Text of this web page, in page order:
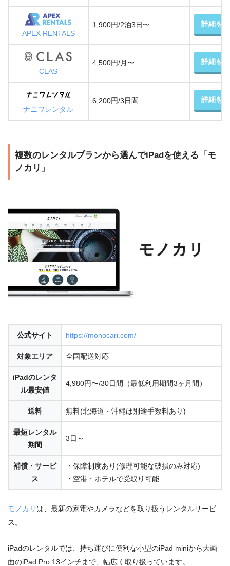
APEX RENTALS
1,900円/2泊3日〜 詳細を
CLAS
4,500円/月〜 詳細を
ナニワレンタル
6,200円/3日間 詳細を
複数のレンタルプランから選んでiPadを使える「モ
ノカリ」
公式サイト https://monocari.com/
対象エリア 全国配送対応
iPadのレンタ
ル最安値
4,980円〜/30日間（最低利用期間3ヶ月間）
送料 無料(北海道・沖縄は別途手数料あり)
最短レンタル
期間
3日～
補償・サービ
ス
・保障制度あり(修理可能な破損のみ対応)
・空港・ホテルで受取り可能
モノカリ は、最新の家電やカメラなどを取り扱うレンタルサービ
ス。
iPadのレンタルでは、持ち運びに便利な小型のiPad miniから大画
面のiPad Pro 13インチまで、幅広く取り扱っています。